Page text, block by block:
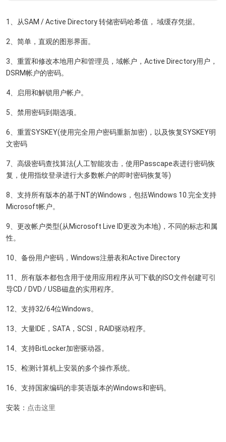
1、从SAM / Active Directory 转储密码哈希值， 域缓存凭据。
2、简单，直观的图形界面。
3、重置和修改本地用户和管理员，域帐户，Active Directory用户，
DSRM帐户的密码。
4、启用和解锁用户帐户。
5、禁用密码到期选项。
6、重置SYSKEY(使用完全用户密码重新加密)，以及恢复SYSKEY明
文密码
7、高级密码查找算法(人工智能攻击，使用Passcape表进行密码恢
复，使用指纹登录进行大多数帐户的即时密码恢复等)
8、支持所有版本的基于NT的Windows，包括Windows 10.完全支持
Microsoft帐户。
9、更改帐户类型(从Microsoft Live ID更改为本地)，不同的标志和属
性。
10、备份用户密码，Windows注册表和Active Directory
11、所有版本都包含用于使用应用程序从可下载的ISO文件创建可引
导CD / DVD / USB磁盘的实用程序。
12、支持32/64位Windows。
13、大量IDE，SATA，SCSI，RAID驱动程序。
14、支持BitLocker加密驱动器。
15、检测计算机上安装的多个操作系统。
16、支持国家编码的非英语版本的Windows和密码。
安装： 点击这里